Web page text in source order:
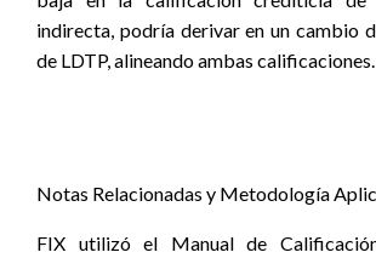
indirecta, podría derivar en un cambio
de LDTP, alineando ambas calificaciones.
Notas Relacionadas y Metodología
FIX utilizó el Manual de